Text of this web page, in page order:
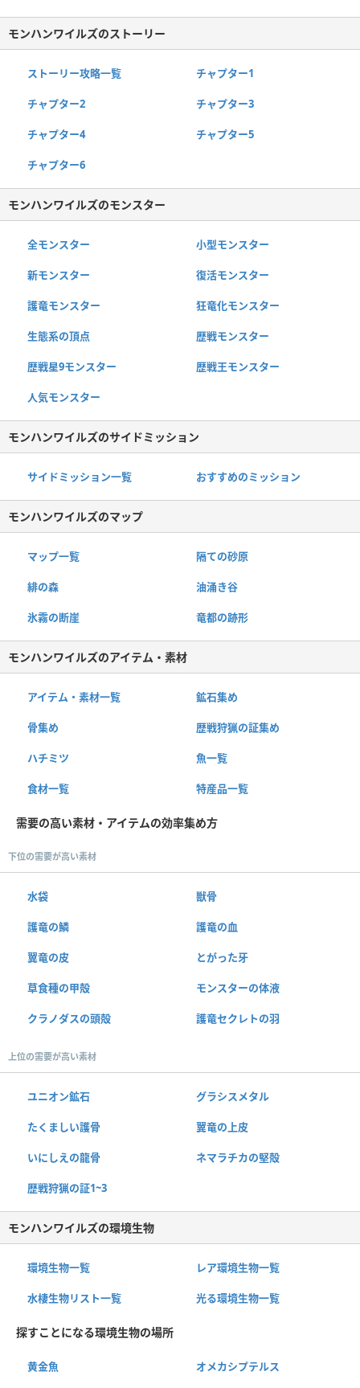
モンハンワイルズのストーリー
ストーリー攻略一覧 チャプター1
チャプター2 チャプター3
チャプター4 チャプター5
チャプター6
モンハンワイルズのモンスター
全モンスター 小型モンスター
新モンスター 復活モンスター
護竜モンスター 狂竜化モンスター
生態系の頂点 歴戦モンスター
歴戦星9モンスター 歴戦王モンスター
人気モンスター
モンハンワイルズのサイドミッション
サイドミッション一覧 おすすめのミッション
モンハンワイルズのマップ
マップ一覧 隔ての砂原
緋の森 油涌き谷
氷霧の断崖 竜都の跡形
モンハンワイルズのアイテム・素材
アイテム・素材一覧 鉱石集め
骨集め 歴戦狩猟の証集め
ハチミツ 魚一覧
食材一覧 特産品一覧
需要の高い素材・アイテムの効率集め方
下位の需要が高い素材
水袋 獣骨
護竜の鱗 護竜の血
翼竜の皮 とがった牙
草食種の甲殻 モンスターの体液
クラノダスの頭殻 護竜セクレトの羽
上位の需要が高い素材
ユニオン鉱石 グラシスメタル
たくましい護骨 翼竜の上皮
いにしえの龍骨 ネマラチカの堅殻
歴戦狩猟の証1~3
モンハンワイルズの環境生物
環境生物一覧 レア環境生物一覧
水棲生物リスト一覧 光る環境生物一覧
探すことになる環境生物の場所
黄金魚 オメカシプテルス